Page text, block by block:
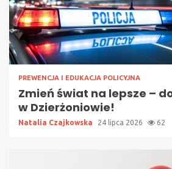
PREWENCJA I EDUKACJA POLICYJNA
Zmień świat na lepsze –
w Dzierżoniowie!
Natalia Czajkowska 24 lipca 2026 62